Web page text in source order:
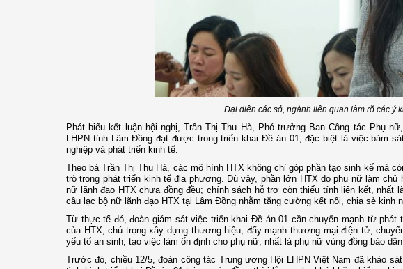
Đại diện các sở, ngành liên quan làm rõ các ý
Phát biểu kết luận hội nghị, Trần Thị Thu Hà, Phó trưởng Ban Công tác Phụ
LHPN tỉnh Lâm Đồng đạt được trong triển khai Đề án 01, đặc biệt là việc bám
nghiệp và phát triển kinh tế.
Theo bà Trần Thị Thu Hà, các mô hình HTX không chỉ góp phần tạo sinh kế mà
trò trong phát triển kinh tế địa phương. Dù vậy, phần lớn HTX do phụ nữ làm
nữ lãnh đạo HTX chưa đồng đều; chính sách hỗ trợ còn thiếu tính liên kết, nhất
câu lạc bộ nữ lãnh đạo HTX tại Lâm Đồng nhằm tăng cường kết nối, chia sẻ kinh
Từ thực tế đó, đoàn giám sát việc triển khai Đề án 01 cần chuyển mạnh từ
của HTX; chú trọng xây dựng thương hiệu, đẩy mạnh thương mại điện tử,
yếu tố an sinh, tạo việc làm ổn định cho phụ nữ, nhất là phụ nữ vùng đồng bào
Trước đó, chiều 12/5, đoàn công tác Trung ương Hội LHPN Việt Nam đã khảo